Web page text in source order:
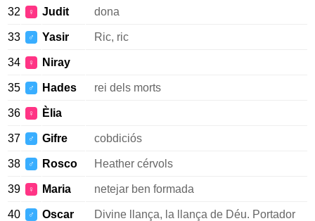
32 ♀ Judit dona
33 ♂ Yasir Ric, ric
34 ♀ Niray
35 ♂ Hades rei dels morts
36 ♀ Èlia
37 ♂ Gifre cobdiciós
38 ♂ Rosco Heather cérvols
39 ♀ Maria netejar ben formada
40 ♂ Oscar
Divine llança, la llança de Déu. Portador